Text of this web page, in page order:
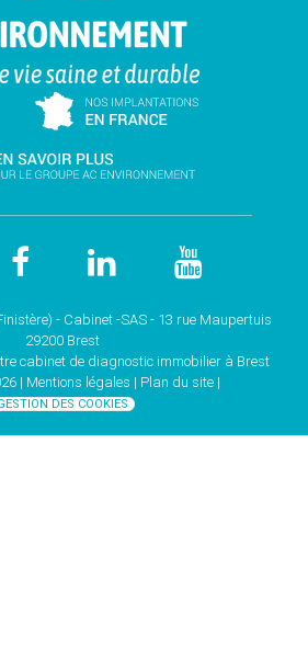
- Cabinet -SAS - 13 rue Maupertuis
29200 Brest
cabinet de diagnostic immobilier à Brest
| Mentions légales | Plan du site|
DES COOKIES